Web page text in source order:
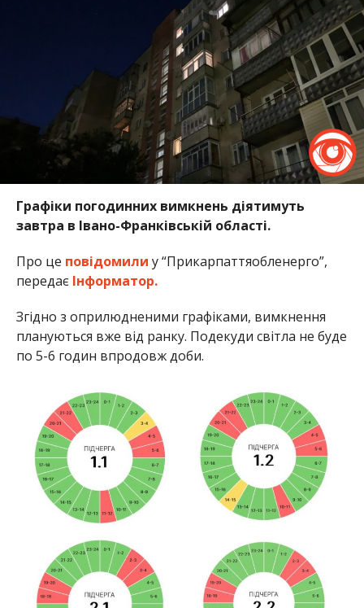
Графіки погодинних вимкнень діятимуть
завтра в Івано-Франківській області.
Про це повідомили у “Прикарпаттяобленерго”,
передає Інформатор.
Згідно з оприлюдненими графіками, вимкнення
плануються вже від ранку. Подекуди світла не буде
по 5-6 годин впродовж доби.